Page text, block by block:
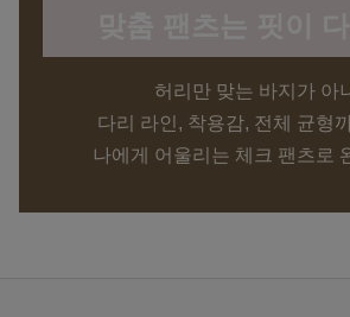
허리만 맞는 바지가 아
다리 라인, 착용감, 전체 균형
나에게 어울리는 체크 팬츠로